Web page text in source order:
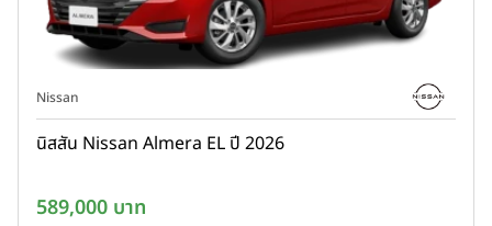
Nissan
นิสสัน Nissan Almera EL ปี 2026
589,000 บาท